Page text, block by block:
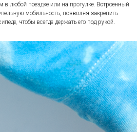
в любой поездке или на прогулке. Встроенный
мобильность, позволяя закрепить
чтобы всегда держать его под рукой.